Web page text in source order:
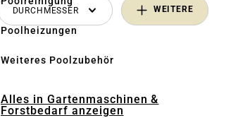
Poolheizungen
Weiteres Poolzubehör
Alles in Gartenmaschinen &
Forstbedarf anzeigen
DURCHMESSER WEITERE